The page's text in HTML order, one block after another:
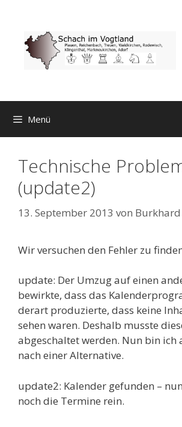
springen
Menü
Technische
(update2)
13. September 2013 von Burkhard
Wir versuchen den Fehler zu
update: Der Umzug auf einen
bewirkte, dass das
derart produzierte, dass keine
sehen waren. Deshalb musste
abgeschaltet werden. Nun bin ich
nach einer Alternative.
update2: Kalender gefunden –
noch die Termine rein.